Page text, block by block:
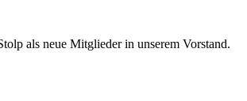
als neue Mitglieder in unserem Vorstand.